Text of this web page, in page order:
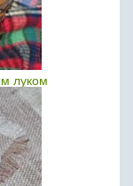
луком